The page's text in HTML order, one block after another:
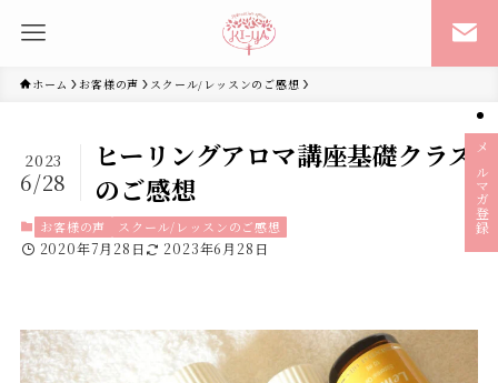
メルマガ登録
ホーム お客様の声 スクール/レッスンのご感想
ヒーリングアロマ講座基礎クラス
のご感想
2023
6/28
お客様の声 スクール/レッスンのご感想
2020年7月28日 2023年6月28日